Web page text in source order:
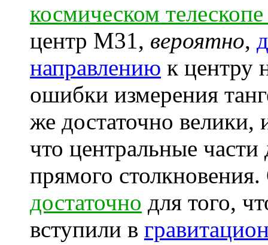
космическом
центр M31, вероятно,
направлению к центру
ошибки измерения
же достаточно велики,
что центральные части
прямого
достаточно для того,
вступили в